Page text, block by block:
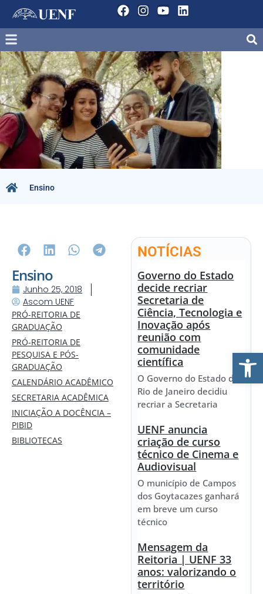
Ensino
Ensino
Junho 25, 2018
Ascom UENF
PRÓ-REITORIA DE
GRADUAÇÃO
PRÓ-REITORIA DE
PESQUISA E PÓS-
GRADUAÇÃO
CALENDÁRIO ACADÊMICO
SECRETARIA ACADÊMICA
INICIAÇÃO A DOCÊNCIA –
PIBID
BIBLIOTECAS
NOTÍCIAS
Governo do Estado
decide recriar
Secretaria de
Ciência, Tecnologia e
Inovação após
reunião com
comunidade
científica
O Governo do Estado do
Rio de Janeiro decidiu
recriar a Secretaria
UENF anuncia
criação de curso
técnico de Cinema e
Audiovisual
O município de Campos
dos Goytacazes ganhará
em breve um curso
técnico
Mensagem da
Reitoria | UENF 33
anos: valorizando o
território